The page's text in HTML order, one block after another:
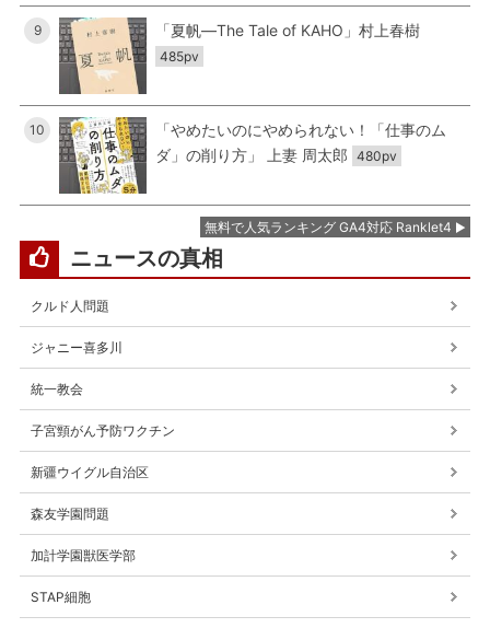
9 「夏帆―The Tale of KAHO」村上春樹
485pv
10
「やめたいのにやめられない！「仕事のム
ダ」の削り方」 上妻 周太郎 480pv
無料で人気ランキング GA4対応 Ranklet4
ニュースの真相
クルド人問題
ジャニー喜多川
統一教会
子宮頸がん予防ワクチン
新疆ウイグル自治区
森友学園問題
加計学園獣医学部
STAP細胞